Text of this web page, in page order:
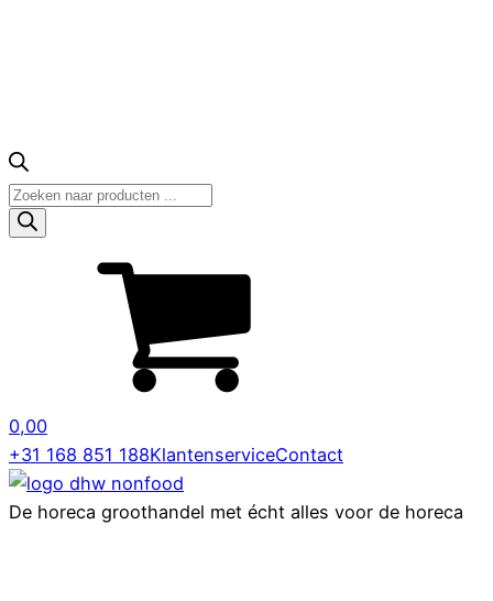
Producten
zoeken
0,00
+31 168 851 188KlantenserviceContact
De horeca groothandel met écht alles voor de horeca